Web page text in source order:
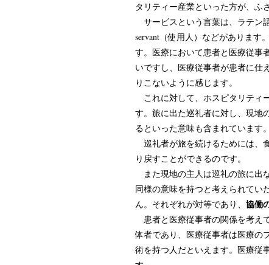
タリティー産業といった方が、ふ
サービスという言葉は、ラテン
servant（使用人）などがありま
す。医療において患者と医療従事
いですし、医療従事者が患者に仕
りこないように感じます。
これに対して、ホスピタリティ
す。旅に出た巡礼者に対し、現地
るといった意味も含まれています。
巡礼者が旅を続けるためには、
り戻すことができるのです。
また現地の主人は巡礼の旅に出
同様の意味を持つと考えられてい
ん。それぞれが対等であり、 協働
患者と医療従事者の関係を考え
体者であり、医療従事者は医療の
術を持つ人だといえます。医療従